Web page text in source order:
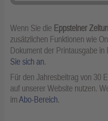
Wenn Sie die Eppsteiner
zusätzlichen Funktionen wie
Dokument der Printausgabe in
Sie sich an.
Für den Jahresbeitrag von 30
auf unserer Website nutzen.
imAbo-Bereich.